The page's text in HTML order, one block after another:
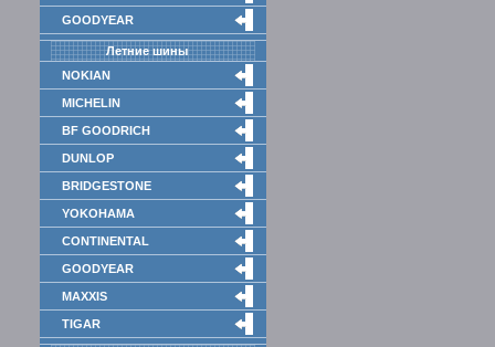
GOODYEAR
Летние шины
NOKIAN
MICHELIN
BF GOODRICH
DUNLOP
BRIDGESTONE
YOKOHAMA
CONTINENTAL
GOODYEAR
MAXXIS
TIGAR